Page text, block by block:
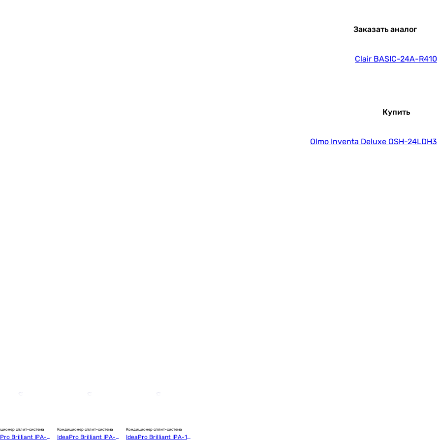
Заказать аналог
Clair BASIC-24A-R410
Купить
Olmo Inventa Deluxe OSH-24LDH3
сплит-система
Brilliant IPA-0
Кондиционер сплит-система
IdeaPro Brilliant IPA-0
Кондиционер сплит-система
IdeaPro Brilliant IPA-12